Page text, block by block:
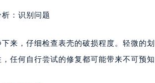
：识别问题
来，仔细检查表壳的破损程度。轻微的
任何自行尝试的修复都可能带来不可预知